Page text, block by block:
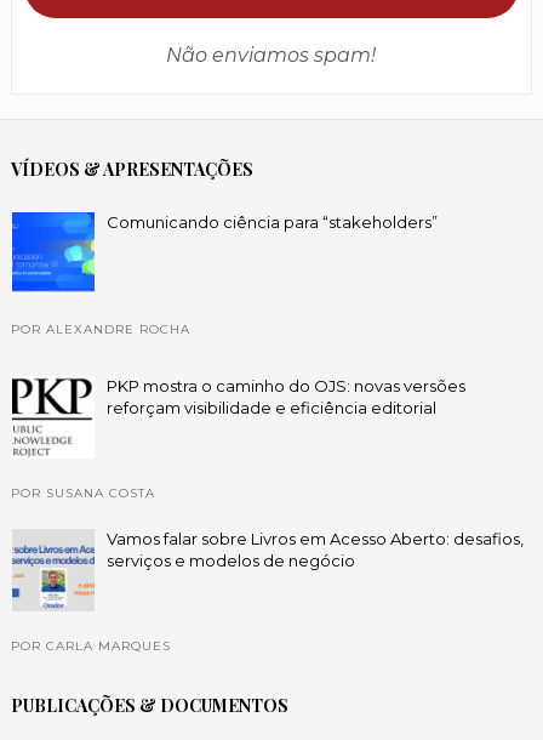
Não enviamos spam!
VÍDEOS & APRESENTAÇÕES
Comunicando ciência para “stakeholders”
POR ALEXANDRE ROCHA
PKP mostra o caminho do OJS: novas versões
reforçam visibilidade e eficiência editorial
POR SUSANA COSTA
Vamos falar sobre Livros em Acesso Aberto: desafios,
serviços e modelos de negócio
POR CARLA MARQUES
PUBLICAÇÕES & DOCUMENTOS